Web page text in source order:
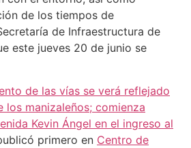
de los tiempos de
de Infraestructura de
este jueves 20 de junio se
de las vías se verá reflejado
los manizaleños; comienza
Kevin Ángel en el ingreso al
primero en Centro de